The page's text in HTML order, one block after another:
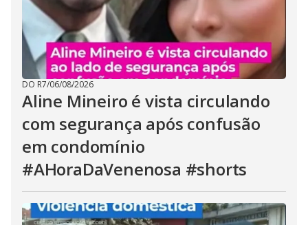
DO R7/06/08/2026
Aline Mineiro é vista circulando
com segurança após confusão
em condomínio
#AHoraDaVenenosa #shorts